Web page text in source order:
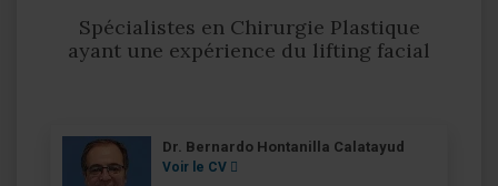
Spécialistes en Chirurgie Plastique
ayant une expérience du lifting facial
Dr. Bernardo Hontanilla Calatayud
Voir le CV